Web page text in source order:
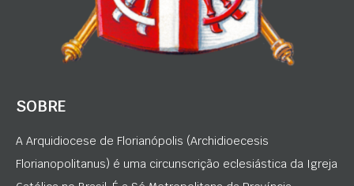
SOBRE
A Arquidiocese de Florianópolis (Archidioecesis
Florianopolitanus) é uma circunscrição eclesiástica da Igreja